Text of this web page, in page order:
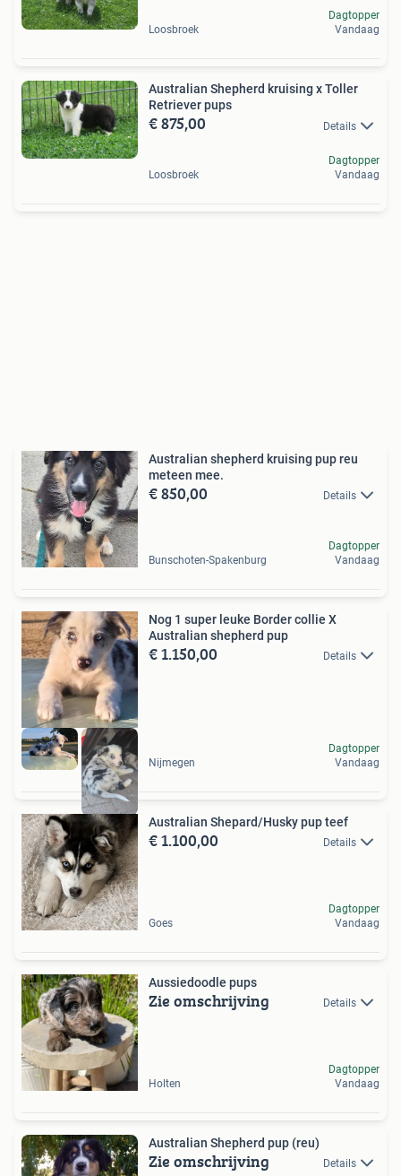
Loosbroek
Dagtopper
Vandaag
Australian Shepherd kruising x Toller
Retriever pups
€ 875,00 Details
Loosbroek
Dagtopper
Vandaag
Australian shepherd kruising pup reu
meteen mee.
€ 850,00 Details
Bunschoten-Spakenburg
Dagtopper
Vandaag
Nog 1 super leuke Border collie X
Australian shepherd pup
€ 1.150,00 Details
Nijmegen
Dagtopper
Vandaag
Australian Shepard/Husky pup teef
€ 1.100,00 Details
Goes
Dagtopper
Vandaag
Aussiedoodle pups
Zie omschrijving Details
Holten
Dagtopper
Vandaag
Australian Shepherd pup (reu)
Zie omschrijving Details